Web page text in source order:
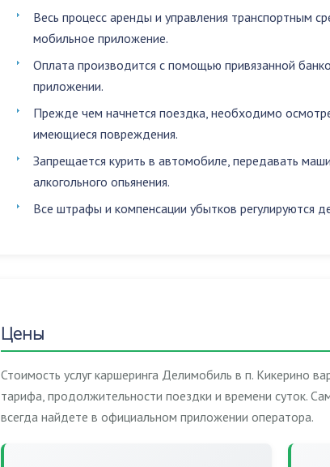
Весь процесс аренды и управления транспортным
мобильное приложение.
Оплата производится с помощью привязанной
приложении.
Прежде чем начнется поездка, необходимо
имеющиеся повреждения.
Запрещается курить в автомобиле, передавать
алкогольного опьянения.
Все штрафы и компенсации убытков регулируются
Цены
Стоимость услуг каршеринга Делимобиль в п. Кикерино
тарифа, продолжительности поездки и времени суток.
всегда найдете в официальном приложении оператора.